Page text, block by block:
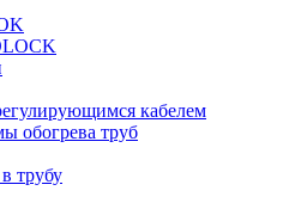
кабелем
обогрева труб
трубу